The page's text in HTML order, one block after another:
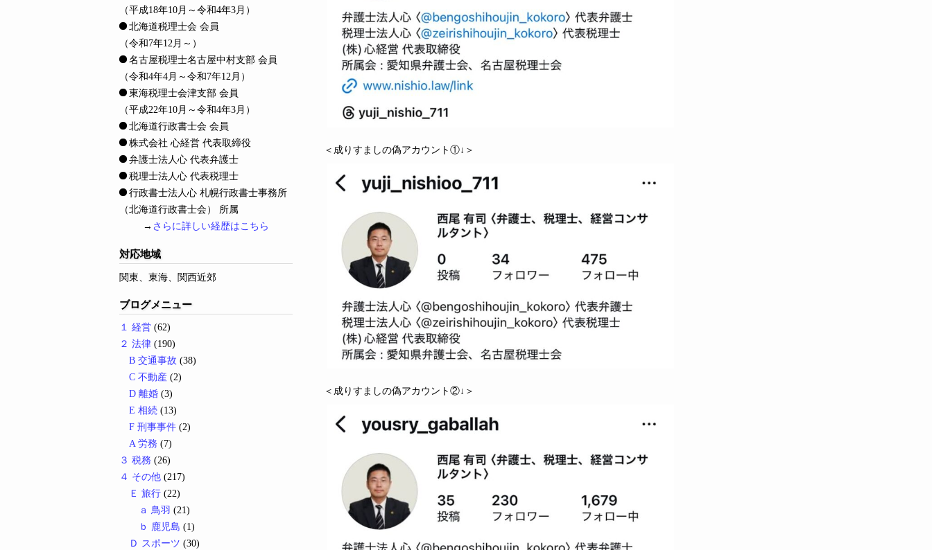
＜成りすましの偽アカウント①↓＞
＜成りすましの偽アカウント②↓＞
（平成18年10月～令和4年3月）
北海道税理士会 会員
（令和7年12月～）
名古屋税理士名古屋中村支部 会員
（令和4年4月～令和7年12月）
東海税理士会津支部 会員
（平成22年10月～令和4年3月）
北海道行政書士会 会員
株式会社 心経営 代表取締役
弁護士法人心 代表弁護士
税理士法人心 代表税理士
行政書士法人心 札幌行政書士事務所
（北海道行政書士会） 所属
→ さらに詳しい経歴はこちら
対応地域
関東、東海、関西近郊
ブログメニュー
１ 経営 (62)
２ 法律 (190)
B 交通事故 (38)
C 不動産 (2)
D 離婚 (3)
E 相続 (13)
F 刑事事件 (2)
A 労務 (7)
３ 税務 (26)
４ その他 (217)
Ｅ 旅行 (22)
ａ 鳥羽 (21)
ｂ 鹿児島 (1)
Ｄ スポーツ (30)